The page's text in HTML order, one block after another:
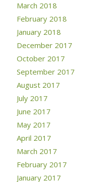
March 2018
February 2018
January 2018
December 2017
October 2017
September 2017
August 2017
July 2017
June 2017
May 2017
April 2017
March 2017
February 2017
January 2017